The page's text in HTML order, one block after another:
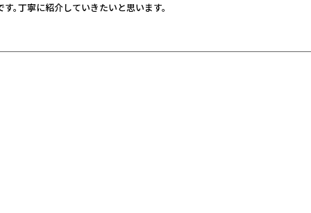
。丁寧に紹介していきたいと思います。